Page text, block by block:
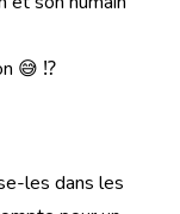
😅 ⁉
les dans les